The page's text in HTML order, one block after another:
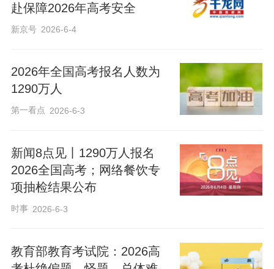
赴保障2026年高考安全
新京号 2026-6-4
2026年全国高考报名人数为
1290万人
第一看点 2026-6-3
新闻8点见丨1290万人报名
2026全国高考；网络餐饮专
项抽检结果公布
时事 2026-6-3
教育部教育考试院：2026高